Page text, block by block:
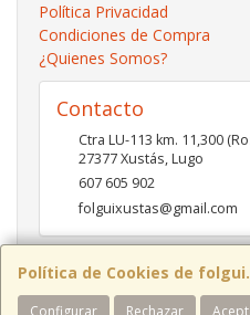
Política de Cookies de
Configurar Rechazar
Política Privacidad
Condiciones de Compra
¿Quienes Somos?
Contacto
Ctra LU-113 km. 11,300
27377Xustás,Lugo
607 605 902
folguixustas@gmail.com
Horario